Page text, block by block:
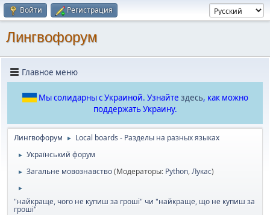
Войти Регистрация
Лингвофорум
Главное меню
Мы солидарны с Украиной. Узнайте здесь, как можно
поддержать Украину.
Лингвофорум ► Local boards - Разделы на разных языках
► Український форум
► Загальне мовознавство(Модераторы: Python,Лукас)
►
"найкраще, чого не купиш за гроші" чи "найкраще, що не купиш за
гроші"